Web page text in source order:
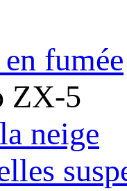
fumée
ZX-5
neige